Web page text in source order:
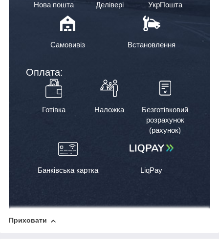
Нова пошта Делівері УкрПошта
Самовивіз Встановлення
Оплата:
Готівка Наложка
Безготівковий
розрахунок
(рахунок)
Банківська картка LiqPay
Приховати